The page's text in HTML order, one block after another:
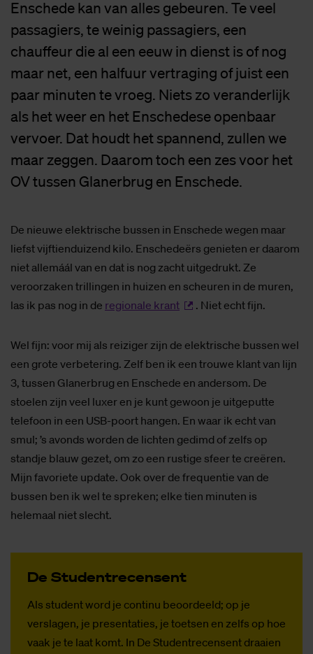
Enschede kan van alles gebeuren. Te veel
passagiers, te weinig passagiers, een
chauffeur die al een eeuw in dienst is of nog
maar net, een halfuur vertraging of juist een
paar minuten te vroeg. Niets zo veranderlijk
als het weer en het Enschedese openbaar
vervoer. Dat houdt het spannend, zullen we
maar zeggen. Daarom toch een zes voor het
OV tussen Glanerbrug en Enschede.
De nieuwe elektrische bussen in Enschede wegen maar
liefst vijftienduizend kilo. Enschedeërs genieten er daarom
niet allemáál van en dat is nog zacht uitgedrukt. Ze
veroorzaken trillingen in huizen en scheuren in de muren,
las ik pas nog in de regionale krant . Niet echt fijn.
Wel fijn: voor mij als reiziger zijn de elektrische bussen wel
een grote verbetering. Zelf ben ik een trouwe klant van lijn
3, tussen Glanerbrug en Enschede en andersom. De
stoelen zijn veel luxer en je kunt gewoon je uitgeputte
telefoon in een USB-poort hangen. En waar ik echt van
smul; ’s avonds worden de lichten gedimd of zelfs op
standje blauw gezet, om zo een rustige sfeer te creëren.
Mijn favoriete update. Ook over de frequentie van de
bussen ben ik wel te spreken; elke tien minuten is
helemaal niet slecht.
De Stu­­den­tre­­cen­­sent
Als student word je continu beoordeeld; op je
verslagen, je presentaties, je toetsen en zelfs op hoe
vaak je te laat komt. In De Studentrecensent draaien